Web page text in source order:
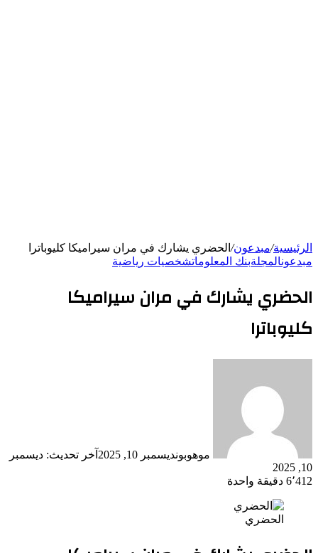
الرئيسية/مبدعون/ الحضري يشارك في مران سيراميكا كليوباترا
مبدعونالمجلةبنك المعلوماتشخصيات رياضية
الحضري يشارك في مران سيراميكا
كليوباترا
موهوبونديسمبر 10, 2025
آخر تحديث: ديسمبر
10, 2025
6٬412 دقيقة واحدة
الحضري